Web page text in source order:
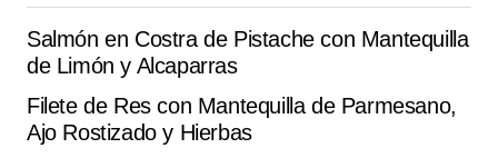
Tu dirección de correo electrónico no será
publicada. Los campos obligatorios están
Alternative:
Salmón en Costra de Pistache con Mantequilla
de Limón y Alcaparras
Filete de Res con Mantequilla de Parmesano,
Ajo Rostizado y Hierbas